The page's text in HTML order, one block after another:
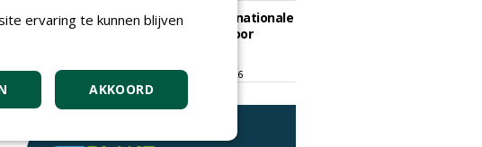
GaLaBau 2026: internationale
ontmoetingsplek voor
t/m vrijdag 18 september 2026
ervaring te kunnen blijven
AKKOORD